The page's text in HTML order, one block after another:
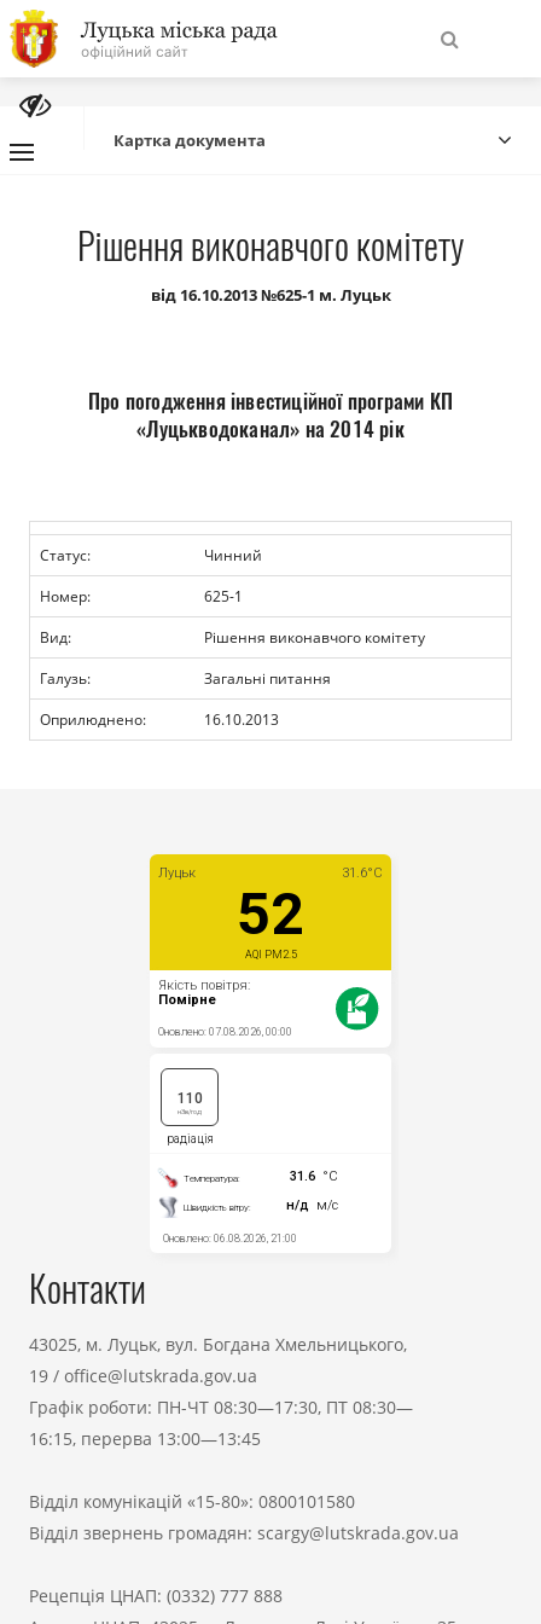
На
головну
сайту
Про місто
Міська влада
Бюджет
Прозорість влади
Документи
Картка документа
Рішення виконавчого комітету
від 16.10.2013 №625-1 м. Луцьк
Про погодження інвестиційної програми КП
«Луцькводоканал» на 2014 рік
Статус:
Чинний
Номер:
625-1
Вид:
Рішення виконавчого комітету
Галузь:
Загальні питання
Оприлюднено:
16.10.2013
Контакти
43025, м. Луцьк, вул. Богдана Хмельницького,
19 / office@lutskrada.gov.ua
Графік роботи: ПН-ЧТ 08:30—17:30, ПТ 08:30—
16:15, перерва 13:00—13:45
Відділ комунікацій «15-80»: 0800101580
Відділ звернень громадян: scargy@lutskrada.gov.ua
Рецепція ЦНАП: (0332) 777 888